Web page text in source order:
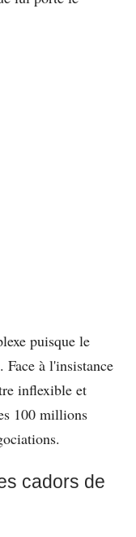
puisque le
à l'insistance
inflexible et
100 millions
cadors de